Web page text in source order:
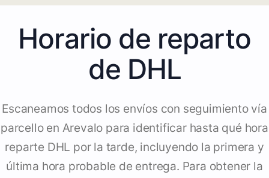
Horario de reparto
de DHL
Escaneamos todos los envíos con seguimiento vía
parcello en Arevalo para identificar hasta qué hora
reparte DHL por la tarde, incluyendo la primera y
última hora probable de entrega. Para obtener la